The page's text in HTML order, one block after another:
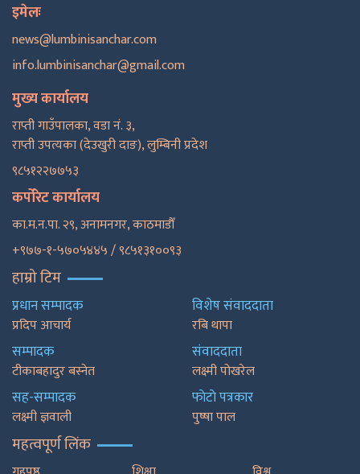
इमेलः
news@lumbinisanchar.com
info.lumbinisanchar@gmail.com
मुख्य कार्यालय
राप्ती गाउँपालका, वडा नं. ३,
राप्ती उपत्यका (देउखुरी दाङ), लुम्बिनी प्रदेश
९८५१२२७७५३
कर्पोरेट कार्यालय
का.म.न.पा. २९, अनामनगर, काठमाडाैँ
+९७७-१-५७०५४४५ / ९८५१३१००९३
हाम्रो टिम
प्रधान सम्पादक
प्रदिप आचार्य
सम्पादक
टीकाबहादुर बस्नेत
सह-सम्पादक
लक्ष्मी ज्ञवाली
विशेष संवाददाता
रबि थापा
संवाददाता
लक्ष्मी पोखरेल
फाेटाे पत्रकार
पुष्षा पाल
महत्वपूर्ण लिंक